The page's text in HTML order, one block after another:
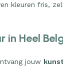
kleuren fris,
in Heel
jouw